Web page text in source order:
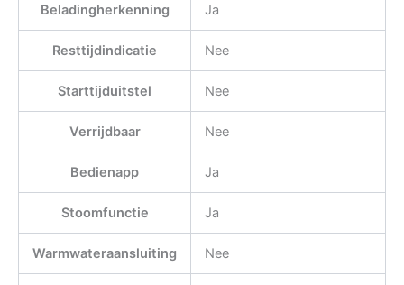
Beladingherkenning Ja
Resttijdindicatie Nee
Starttijduitstel Nee
Verrijdbaar Nee
Bedienapp Ja
Stoomfunctie Ja
Warmwateraansluiting Nee